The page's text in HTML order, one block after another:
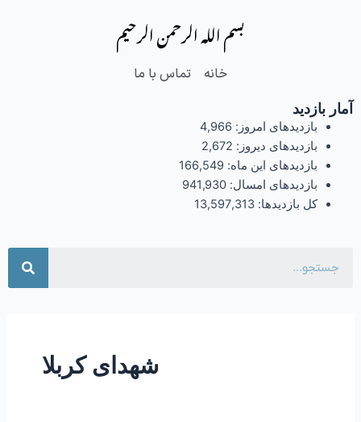
بسم الله الرحمن الرحیم
خانه تماس با ما
آمار بازدید
بازدیدهای امروز: 4,966
بازدیدهای دیروز: 2,672
بازدیدهای این ماه: 166,549
بازدیدهای امسال: 941,930
کل بازدیدها: 13,597,313
شهدای کربلا